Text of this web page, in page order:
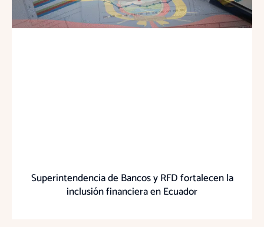
Superintendencia de Bancos y RFD fortalecen la
inclusión financiera en Ecuador